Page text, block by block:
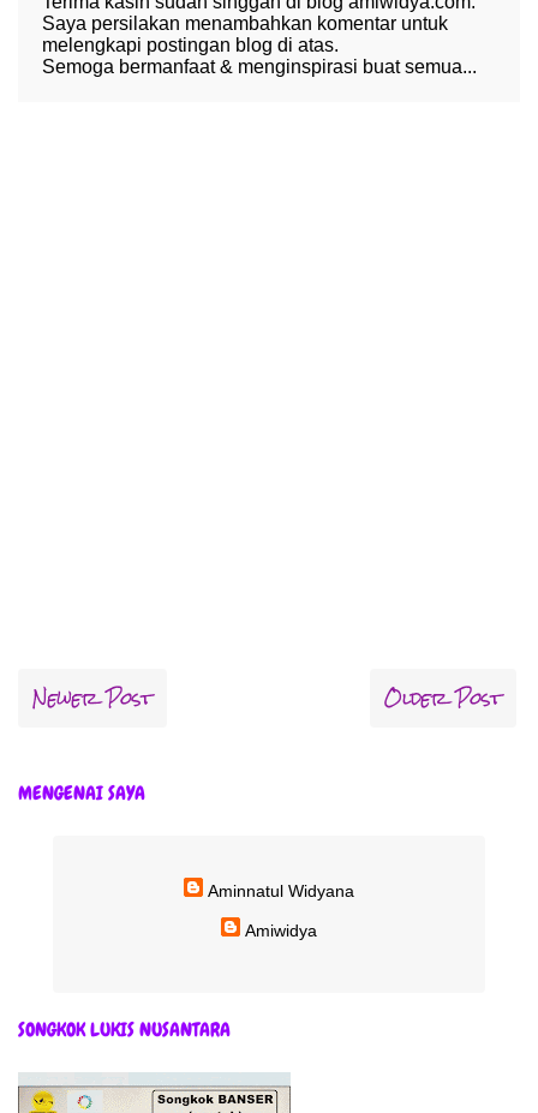
Saya persilakan menambahkan komentar untuk
melengkapi postingan blog di atas.
Semoga bermanfaat & menginspirasi buat semua...
Newer Post Older Post
MENGENAI SAYA
Aminnatul Widyana
Amiwidya
SONGKOK LUKIS NUSANTARA